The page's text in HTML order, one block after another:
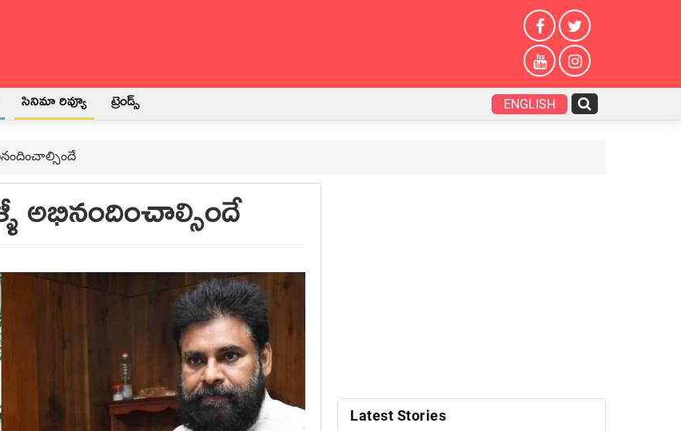
సినిమా రివ్యూ ట్రెండ్స్ ENGLISH
అభినందించాల్సిందే
Latest Stories